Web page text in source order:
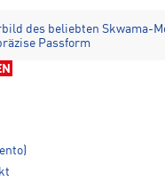
des beliebten Skwama-
Passform